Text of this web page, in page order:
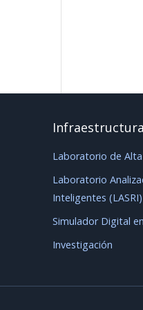
Laboratorio de
Laboratorio
Inteligentes (LASRI)
Simulador Digital
Investigación